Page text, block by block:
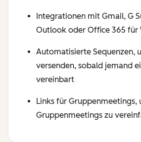
Integrationen mit Gmail, G
Outlook oder Office 365 für
Automatisierte Sequenzen,
versenden, sobald jemand
vereinbart
Links für Gruppenmeetings,
Gruppenmeetings zu